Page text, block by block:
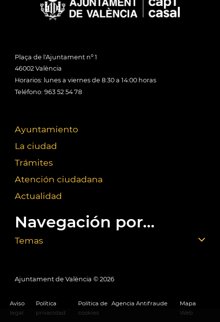
Plaça de l'Ajuntament nº 1
46002 València
Horarios: lunes a viernes de 8:30 a 14:00 horas
Teléfono: 963 52 54 78
Ayuntamiento
La ciudad
Trámites
Atención ciudadana
Actualidad
Navegación por...
Temas
Ajuntament de València © 2026
Aviso
legal
Política
privacidad
Política de
cookies
Agencia Antifraude
Mapa
Web